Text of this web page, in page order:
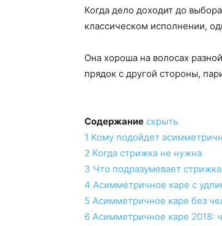
Когда дело доходит до
классическом исполнении,
Она хороша на волосах
прядок с другой стороны,
Содержание скрыть
1 Кому подойдет
2 Когда стрижка не нужна
3 Что подразумевает стрижка
4 Асимметричное каре с
5 Асимметричное каре без
6 Асимметричное каре 2018: